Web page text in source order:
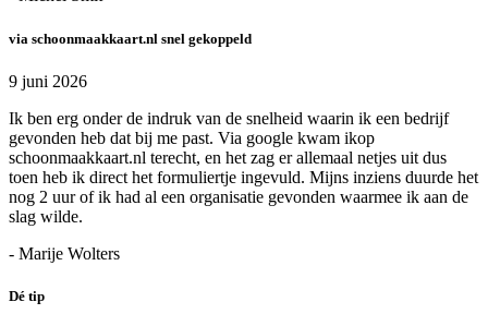
via schoonmaakkaart.nl snel gekoppeld
9 juni 2026
Ik ben erg onder de indruk van de snelheid waarin ik een bedrijf
gevonden heb dat bij me past. Via google kwam ikop
schoonmaakkaart.nl terecht, en het zag er allemaal netjes uit dus
toen heb ik direct het formuliertje ingevuld. Mijns inziens duurde het
nog 2 uur of ik had al een organisatie gevonden waarmee ik aan de
slag wilde.
- Marije Wolters
Dé tip